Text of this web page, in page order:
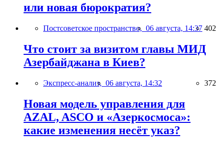
или новая бюрократия?
Постсоветское пространство, 06 августа, 14:37 402
Что стоит за визитом главы МИД
Азербайджана в Киев?
Экспресс-анализ, 06 августа, 14:32 372
Новая модель управления для
AZAL, ASCO и «Азеркосмоса»:
какие изменения несёт указ?